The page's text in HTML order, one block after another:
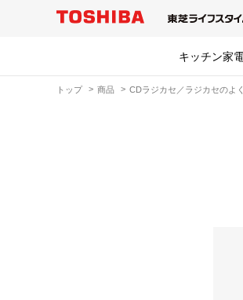
キッチン家
トップ 商品 CDラジカセ／ラジカセのよ